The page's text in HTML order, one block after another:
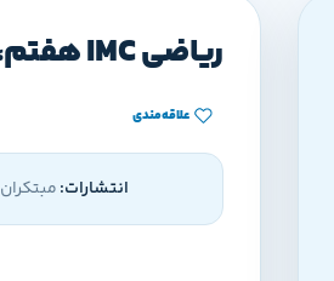
ریاضی IMC هفتم، هشتم و نهم مبتکران
علاقه‌مندی
انتشارات:مبتکران